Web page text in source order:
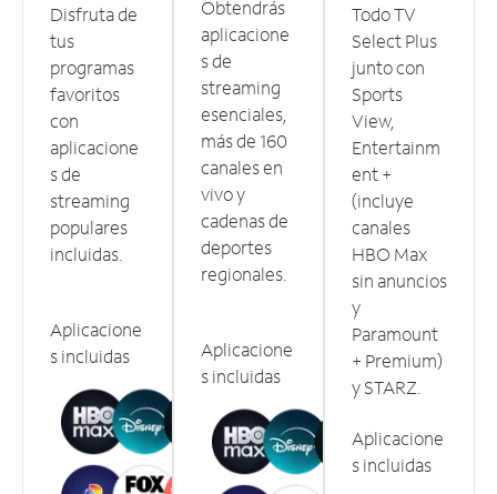
Disfruta de
tus
programas
favoritos
con
aplicacione
s de
streaming
populares
incluidas.
Aplicacione
s incluidas
Obtendrás
aplicacione
s de
streaming
esenciales,
más de 160
canales en
vivo y
cadenas de
deportes
regionales.
Aplicacione
s incluidas
Todo TV
Select Plus
junto con
Sports
View,
Entertainm
ent +
(incluye
canales
HBO Max
sin anuncios
y
Paramount
+ Premium)
y STARZ.
Aplicacione
s incluidas